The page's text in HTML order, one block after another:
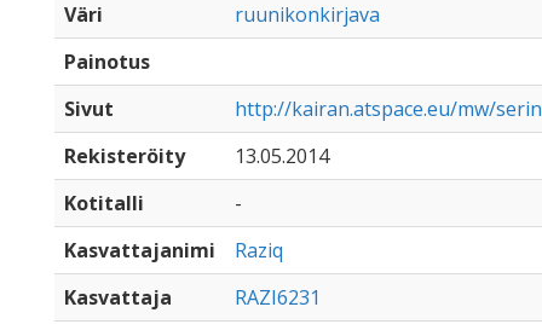
Väri
ruunikonkirjava
Painotus
Sivut
http://kairan.atspace.eu/mw/
Rekisteröity
13.05.2014
Kotitalli
-
Kasvattajanimi
Raziq
Kasvattaja
RAZI6231